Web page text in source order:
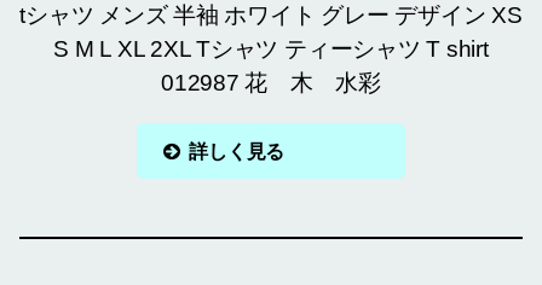
tシャツ メンズ 半袖 ホワイト グレー デザイン XS
S M L XL 2XL Tシャツ ティーシャツ T shirt
012987 花 木 水彩
詳しく見る